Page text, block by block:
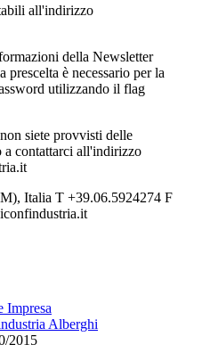
all'indirizzo
della Newsletter
è necessario per la
utilizzando il flag
siete provvisti delle
a contattarci all'indirizzo
Italia T +39.06.5924274 F
Impresa
Alberghi
2015